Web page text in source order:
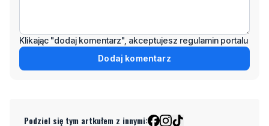
Klikając "dodaj komentarz", akceptujesz regulamin portalu
Dodaj komentarz
Podziel się tym artkułem z innymi: